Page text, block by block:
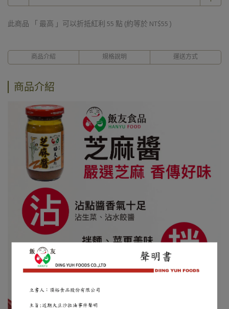
此商品 「 最高 」可以折抵紅利 55 點 (約等於 NT$55 )
商品介紹 規格說明 運送方式
商品介紹